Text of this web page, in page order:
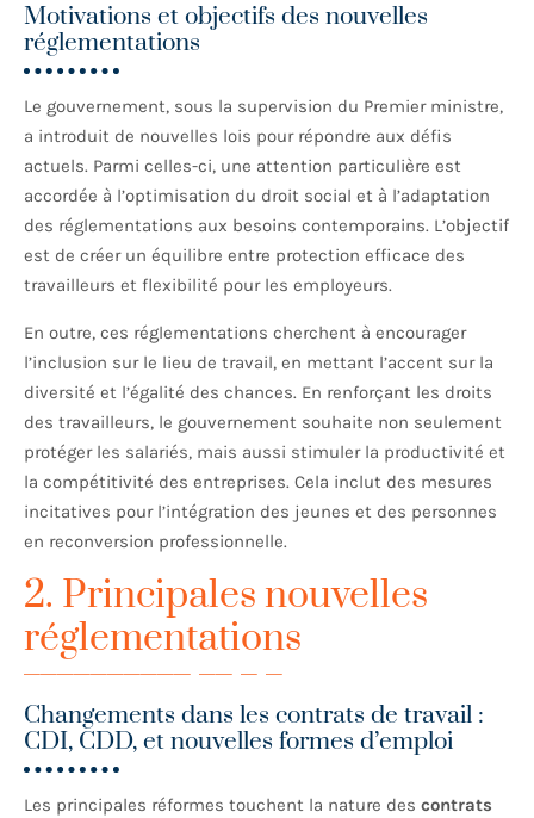
Motivations et objectifs des nouvelles
réglementations
Le gouvernement, sous la supervision du Premier ministre,
a introduit de nouvelles lois pour répondre aux défis
actuels. Parmi celles-ci, une attention particulière est
accordée à l’optimisation du droit social et à l’adaptation
des réglementations aux besoins contemporains. L’objectif
est de créer un équilibre entre protection efficace des
travailleurs et flexibilité pour les employeurs.
En outre, ces réglementations cherchent à encourager
l’inclusion sur le lieu de travail, en mettant l’accent sur la
diversité et l’égalité des chances. En renforçant les droits
des travailleurs, le gouvernement souhaite non seulement
protéger les salariés, mais aussi stimuler la productivité et
la compétitivité des entreprises. Cela inclut des mesures
incitatives pour l’intégration des jeunes et des personnes
en reconversion professionnelle.
2. Principales nouvelles
réglementations
Changements dans les contrats de travail :
CDI, CDD, et nouvelles formes d’emploi
Les principales réformes touchent la nature des contrats